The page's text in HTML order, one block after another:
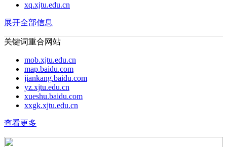
xq.xjtu.edu.cn
展开全部信息
关键词重合网站
mob.xjtu.edu.cn
map.baidu.com
jiankang.baidu.com
yz.xjtu.edu.cn
xueshu.baidu.com
xxgk.xjtu.edu.cn
查看更多